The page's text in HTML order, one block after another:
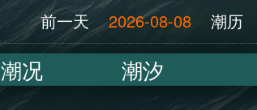
前一天 2026-08-08 潮历
潮况 潮汐